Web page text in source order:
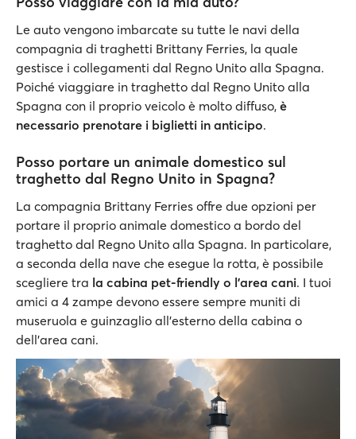
Le auto vengono imbarcate su tutte le navi della
compagnia di traghetti Brittany Ferries, la quale
gestisce i collegamenti dal Regno Unito alla Spagna.
Poiché viaggiare in traghetto dal Regno Unito alla
Spagna con il proprio veicolo è molto diffuso, è
necessario prenotare i biglietti in anticipo.
Posso portare un animale domestico sul
traghetto dal Regno Unito in Spagna?
La compagnia Brittany Ferries offre due opzioni per
portare il proprio animale domestico a bordo del
traghetto dal Regno Unito alla Spagna. In particolare,
a seconda della nave che esegue la rotta, è possibile
scegliere tra la cabina pet-friendly o l’area cani. I tuoi
amici a 4 zampe devono essere sempre muniti di
museruola e guinzaglio all'esterno della cabina o
dell'area cani.